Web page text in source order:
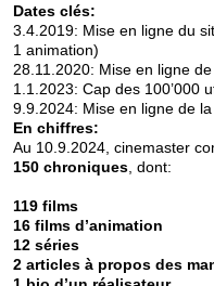
Dates clés:
3.4.2019: Mise en ligne du
1 animation)
28.11.2020: Mise en ligne
1.1.2023: Cap des 100’000
9.9.2024: Mise en ligne de
En chiffres:
Au 10.9.2024, cinemaster
150 chroniques , dont:
119 films
16 films d’animation
12 séries
2 articles à propos des